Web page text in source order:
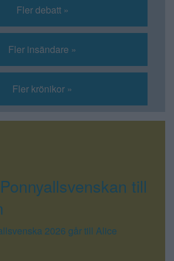
Fler debatt »
Fler insändare »
Fler krönikor »
till
2026 går till Alice